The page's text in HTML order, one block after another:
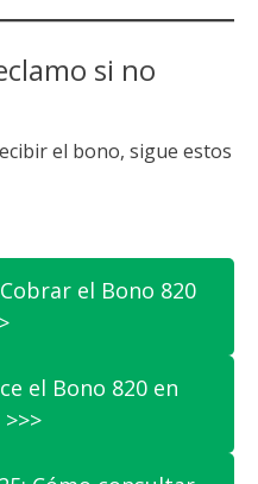
si no
el bono, sigue estos
el Bono 820
el Bono 820 en
>>>